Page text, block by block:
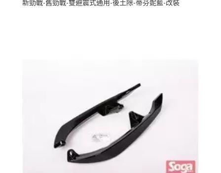
新勁戰-舊勁戰-雙避震式通用-後土除-蒂芬妮藍-改裝